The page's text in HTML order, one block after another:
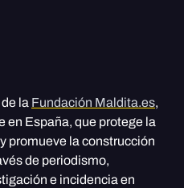
la Fundación Maldita.es,
en España, que protege la
promueve la construcción
de periodismo,
e incidencia en